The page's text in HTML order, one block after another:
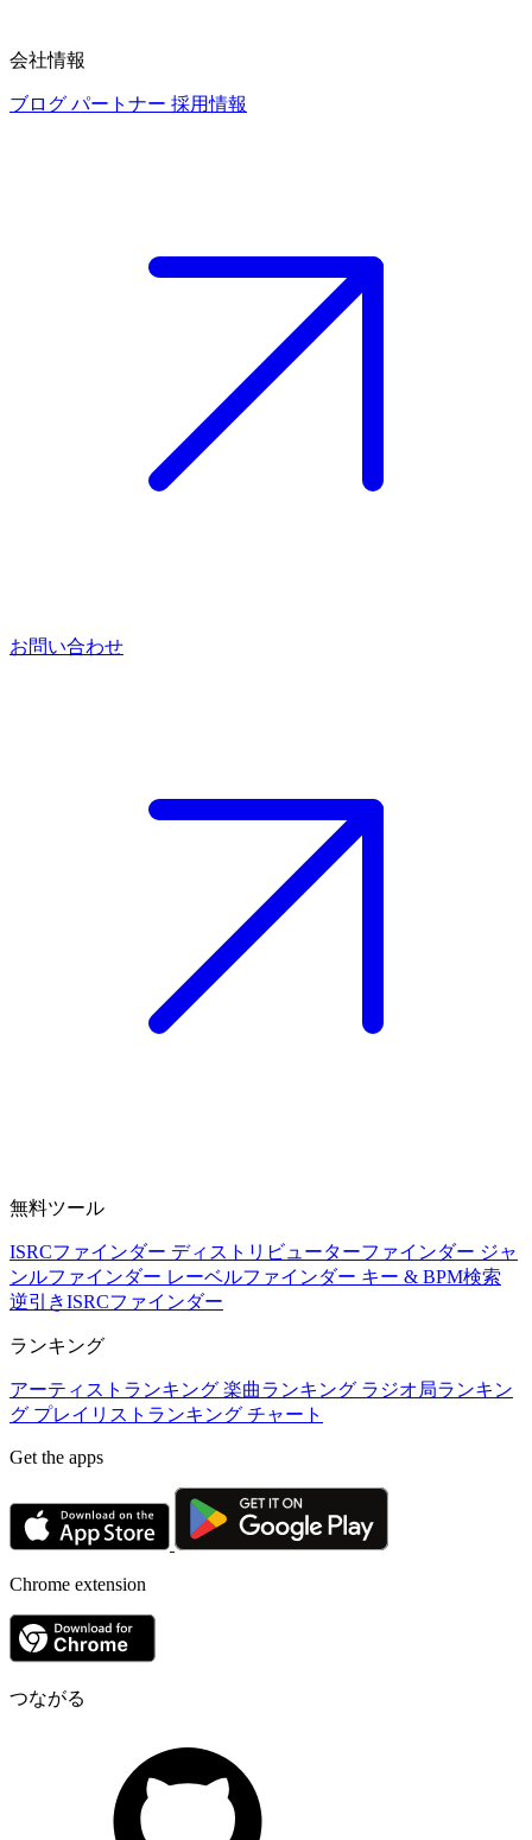
会社情報
ブログ パートナー 採用情報
お問い合わせ
無料ツール
ISRCファインダー ディストリビューターファインダー ジャ
ンルファインダー レーベルファインダー キー & BPM検索
逆引きISRCファインダー
ランキング
アーティストランキング 楽曲ランキング ラジオ局ランキン
グ プレイリストランキング チャート
Get the apps
Chrome extension
つながる